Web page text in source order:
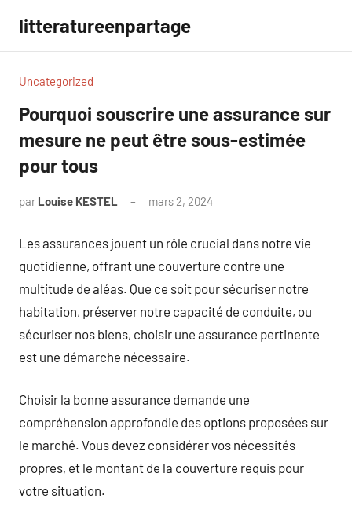
contenu
litteratureenpartage
Uncategorized
Pourquoi souscrire une assurance sur
mesure ne peut être sous-estimée
pour tous
par Louise KESTEL mars 2, 2024
Les assurances jouent un rôle crucial dans notre vie
quotidienne, offrant une couverture contre une
multitude de aléas. Que ce soit pour sécuriser notre
habitation, préserver notre capacité de conduite, ou
sécuriser nos biens, choisir une assurance pertinente
est une démarche nécessaire.
Choisir la bonne assurance demande une
compréhension approfondie des options proposées sur
le marché. Vous devez considérer vos nécessités
propres, et le montant de la couverture requis pour
votre situation.